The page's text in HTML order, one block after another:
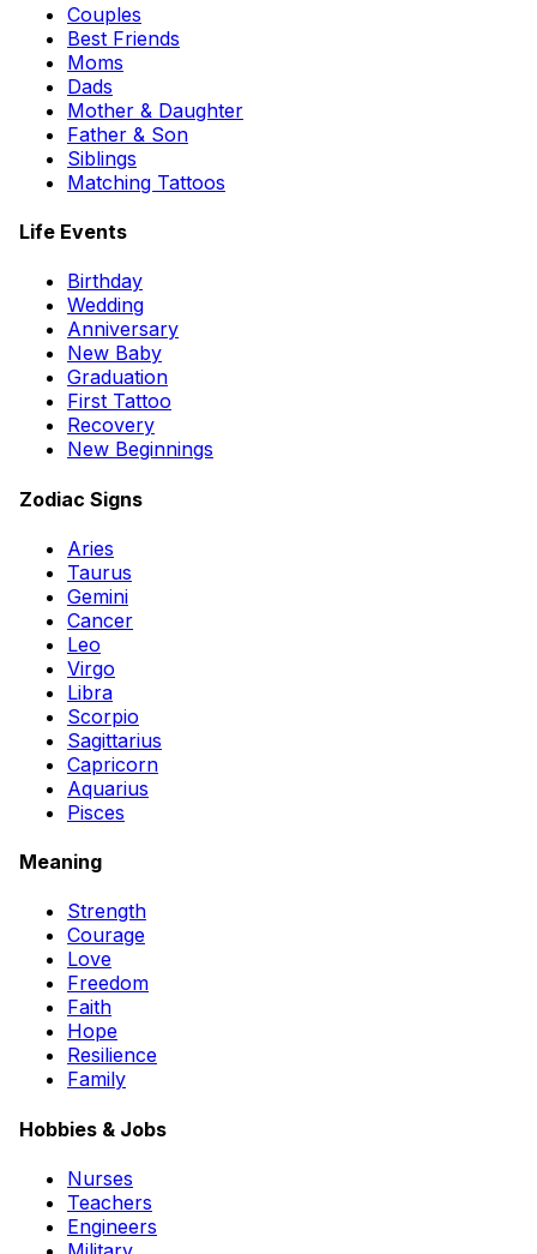
Couples
Best Friends
Moms
Dads
Mother & Daughter
Father & Son
Siblings
Matching Tattoos
Life Events
Birthday
Wedding
Anniversary
New Baby
Graduation
First Tattoo
Recovery
New Beginnings
Zodiac Signs
Aries
Taurus
Gemini
Cancer
Leo
Virgo
Libra
Scorpio
Sagittarius
Capricorn
Aquarius
Pisces
Meaning
Strength
Courage
Love
Freedom
Faith
Hope
Resilience
Family
Hobbies & Jobs
Nurses
Teachers
Engineers